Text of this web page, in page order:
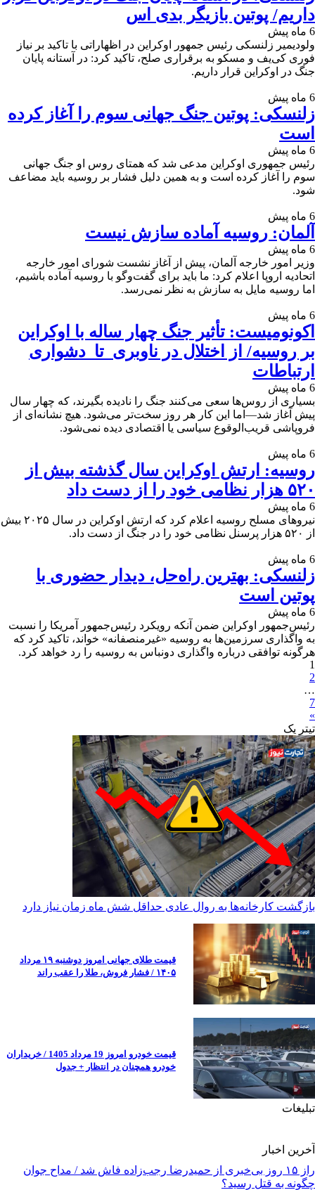
داریم/ پوتین بازیگر بدی اس
6 ماه پیش
ولودیمیر زلنسکی رئیس جمهور اوکراین در اظهاراتی با تاکید بر نیاز
فوری کی‌یف و مسکو به برقراری صلح، تاکید کرد: در آستانه پایان
جنگ در اوکراین قرار داریم.
6 ماه پیش
زلنسکی: پوتین جنگ جهانی سوم را آغاز کرده
است
6 ماه پیش
رئیس جمهوری اوکراین مدعی شد که همتای روس او جنگ جهانی
سوم را آغاز کرده است و به همین دلیل فشار بر روسیه باید مضاعف
شود.
6 ماه پیش
آلمان: روسیه آماده سازش نیست
6 ماه پیش
وزیر امور خارجه آلمان، پیش از آغاز نشست شورای امور خارجه
اتحادیه اروپا اعلام کرد: ما باید برای گفت‌وگو با روسیه آماده باشیم،
اما روسیه مایل به سازش به نظر نمی‌رسد.
6 ماه پیش
اکونومیست: تأثیر جنگ چهار ساله با اوکراین
بر روسیه/ از اختلال در ناوبری تا دشواری
ارتباطات
6 ماه پیش
بسیاری از روس‌ها سعی می‌کنند جنگ را نادیده بگیرند، که چهار سال
پیش آغاز شد—اما این کار هر روز سخت‌تر می‌شود. هیچ نشانه‌ای از
فروپاشی قریب‌الوقوع سیاسی یا اقتصادی دیده نمی‌شود.
6 ماه پیش
روسیه: ارتش اوکراین سال گذشته بیش از
۵۲۰ هزار نظامی خود را از دست داد
6 ماه پیش
نیروهای مسلح روسیه اعلام کرد که ارتش اوکراین در سال ۲۰۲۵ بیش
از ۵۲۰ هزار پرسنل نظامی خود را در جنگ از دست داد.
6 ماه پیش
زلنسکی: بهترین راه‌حل، دیدار حضوری با
پوتین است
6 ماه پیش
رئیس‌جمهور اوکراین ضمن آنکه رویکرد رئیس‌جمهور آمریکا را نسبت
به واگذاری سرزمین‌ها به روسیه «غیرمنصفانه» خواند، تاکید کرد که
هرگونه توافقی درباره واگذاری دونباس به روسیه را رد خواهد کرد.
1
2
…
7
»
تیترِ یک
بازگشت کارخانه‌ها به روال عادی حداقل شش ماه زمان نیاز دارد
قیمت طلای جهانی امروز دوشنبه ۱۹ مرداد
۱۴۰۵ / فشار فروش، طلا را عقب راند
قیمت خودرو امروز 19 مرداد 1405 / خریداران
خودرو همچنان در انتظار + جدول
تبلیغات
آخرین اخبار
راز ۱۵ روز بی‌خبری از حمیدرضا رجب‌زاده فاش شد / مداح جوان
چگونه به قتل رسید؟